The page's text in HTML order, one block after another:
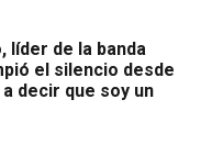
líder de la banda
el silencio desde
decir que soy un